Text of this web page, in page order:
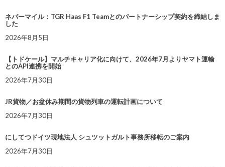
ネバーマイル：TGR Haas F1 Teamとのパートナーシップ契約を締結しま
した
2026年8月5日
【トドケール】マルチキャリア化に向けて、2026年7月よりヤマト運輸
とのAPI連携を開始
2026年7月30日
JR貨物／お盆休み期間の貨物列車の運転計画について
2026年7月30日
にしてつドイツ現地法人 シュツットガルト事務所移転のご案内
2026年7月30日